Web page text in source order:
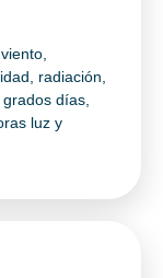
radiación,
días,
luz y